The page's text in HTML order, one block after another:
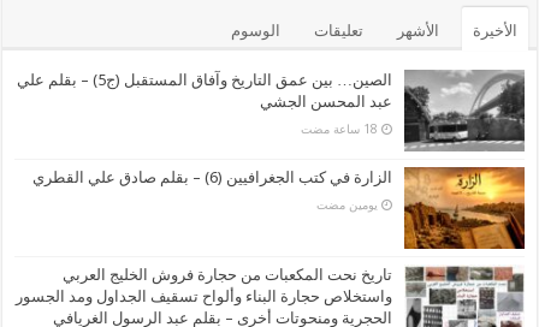
الأخيرة الأشهر تعليقات الوسوم
الصين… بين عمق التاريخ وآفاق المستقبل (ج5) – بقلم علي
عبد المحسن الجشي
الزارة في كتب الجغرافيين (6) – بقلم صادق علي القطري
‏يومين مضت
تاريخ نحت المكعبات من حجارة فروش الخليج العربي
واستخلاص حجارة البناء وألواح تسقيف الجداول ومد الجسور
الحجرية ومنحوتات أخرى – بقلم عبد الرسول الغريافي